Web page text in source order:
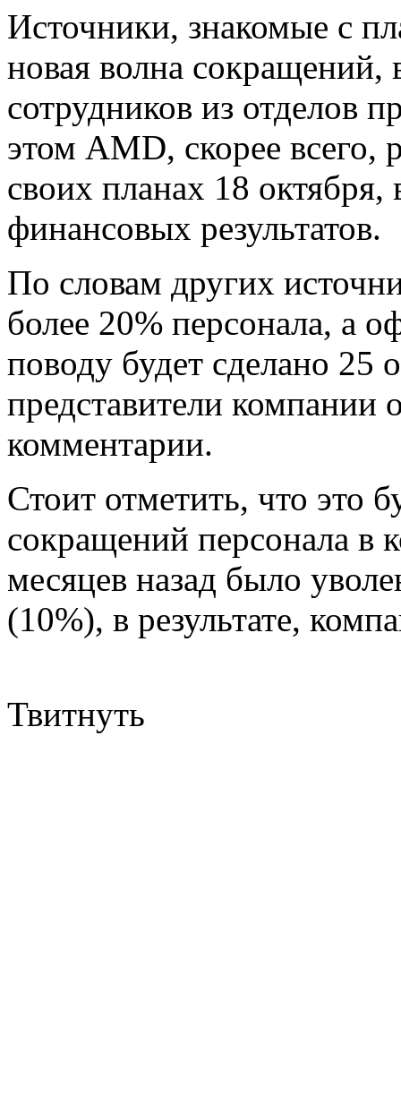
Источники, знакомые с
новая волна сокращений,
сотрудников из отделов
этом AMD, скорее всего,
своих планах 18
финансовых результатов.
По словам других
более 20% персонала, а
поводу будет сделано 25
представители компании
комментарии.
Стоит отметить, что это
сокращений персонала в
месяцев назад было
(10%), в результате,
Твитнуть